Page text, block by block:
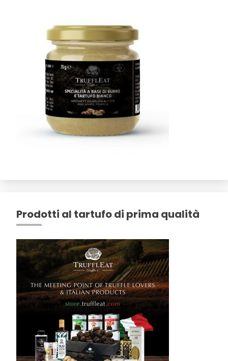
Prodotti al tartufo di prima qualità